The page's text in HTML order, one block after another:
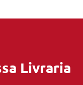
Livraria